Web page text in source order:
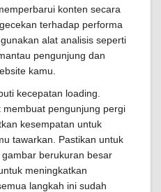
konten secara
terhadap performa
alat analisis seperti
pengunjung dan
kamu.
kecepatan loading.
pengunjung pergi
kesempatan untuk
tawarkan. Pastikan untuk
berukuran besar
meningkatkan
langkah ini sudah